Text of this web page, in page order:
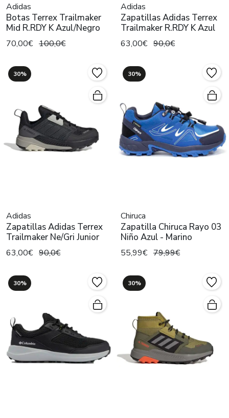
Adidas
Botas Terrex Trailmaker
Mid R.RDY K Azul/Negro
70,00€ 100,0€
Adidas
Zapatillas Adidas Terrex
Trailmaker R.RDY K Azul
63,00€ 90,0€
30%
Adidas
Zapatillas Adidas Terrex
Trailmaker Ne/Gri Junior
63,00€ 90,0€
30%
Chiruca
Zapatilla Chiruca Rayo 03
Niño Azul - Marino
55,99€ 79,99€
30% 30%